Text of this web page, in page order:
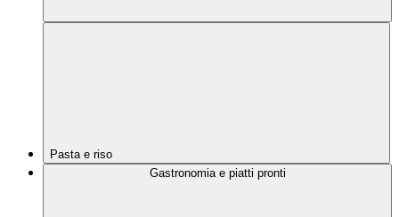
Pasta e riso
Gastronomia e piatti pronti